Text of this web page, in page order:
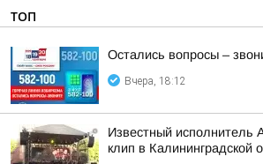
ТОП
Остались вопросы –
Вчера, 18:12
Известный исполнитель
клип в Калининградской